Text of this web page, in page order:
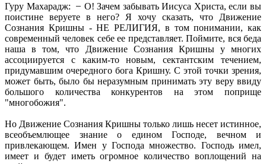
Гуру Махарадж: ̶ О! Зачем забывать Иисуса Христа, если вы
поистине веруете в него? Я хочу сказать, что Движение
Сознания Кришны - НЕ РЕЛИГИЯ, в том понимании, как
современный человек себе ее представляет. Поймите, вся беда
наша в том, что Движение Сознания Кришны у многих
ассоциируется с каким-то новым, сектантским течением,
придумавшим очередного бога Кришну. С этой точки зрения,
может быть, было бы неразумным принимать эту веру ввиду
большого количества конкурентов на этом поприще
"многобожия".
Но Движение Сознания Кришны только лишь несет истинное,
всеобъемлющее знание о едином Господе, вечном и
привлекающем. Имен у Господа множество. Господь имел,
имеет и будет иметь огромное количество воплощений на